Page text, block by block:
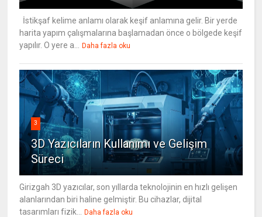
İstikşaf kelime anlamı olarak keşif anlamına gelir. Bir yerde
harita yapım çalışmalarına başlamadan önce o bölgede keşif
yapılır. O yere a...
Daha fazla oku
3
3D Yazıcıların Kullanımı ve Gelişim
Süreci
Girizgah 3D yazıcılar, son yıllarda teknolojinin en hızlı gelişen
alanlarından biri haline gelmiştir. Bu cihazlar, dijital
tasarımları fizik...
Daha fazla oku